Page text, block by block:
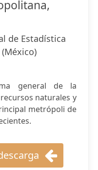
de Estadística
general de la
naturales y
metrópoli de